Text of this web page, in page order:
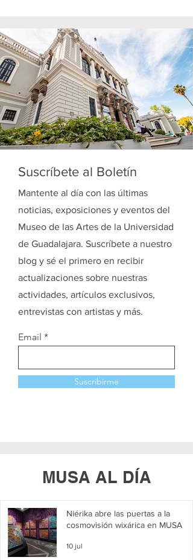
Suscríbete al Boletín
Mantente al día con las últimas
noticias, exposiciones y eventos del
Museo de las Artes de la Universidad
de Guadalajara. Suscríbete a nuestro
blog y sé el primero en recibir
actualizaciones sobre nuestras
actividades, artículos exclusivos,
entrevistas con artistas y más.
Email
Suscribirme
MUSA AL DÍA
Niérika abre las puertas a la
cosmovisión wixárica en MUSA
10 jul